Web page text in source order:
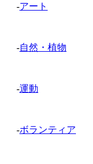
-アート
-自然・植物
-運動
-ボランティア